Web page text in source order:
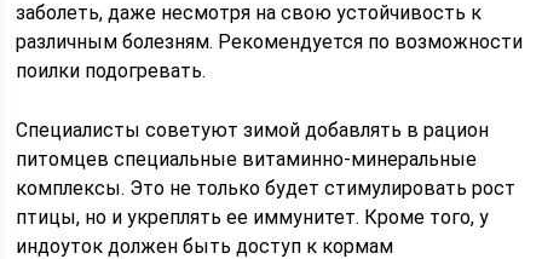
заболеть, даже несмотря на свою устойчивость к
различным болезням. Рекомендуется по возможности
поилки подогревать.
Специалисты советуют зимой добавлять в рацион
питомцев специальные витаминно-минеральные
комплексы. Это не только будет стимулировать рост
птицы, но и укреплять ее иммунитет. Кроме того, у
индоуток должен быть доступ к кормам